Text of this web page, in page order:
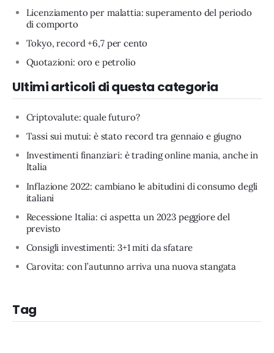
Licenziamento per malattia: superamento del periodo
di comporto
Tokyo, record +6,7 per cento
Quotazioni: oro e petrolio
Ultimi articoli di questa categoria
Criptovalute: quale futuro?
Tassi sui mutui: è stato record tra gennaio e giugno
Investimenti finanziari: è trading online mania, anche in
Italia
Inflazione 2022: cambiano le abitudini di consumo degli
italiani
Recessione Italia: ci aspetta un 2023 peggiore del
previsto
Consigli investimenti: 3+1 miti da sfatare
Carovita: con l’autunno arriva una nuova stangata
Tag